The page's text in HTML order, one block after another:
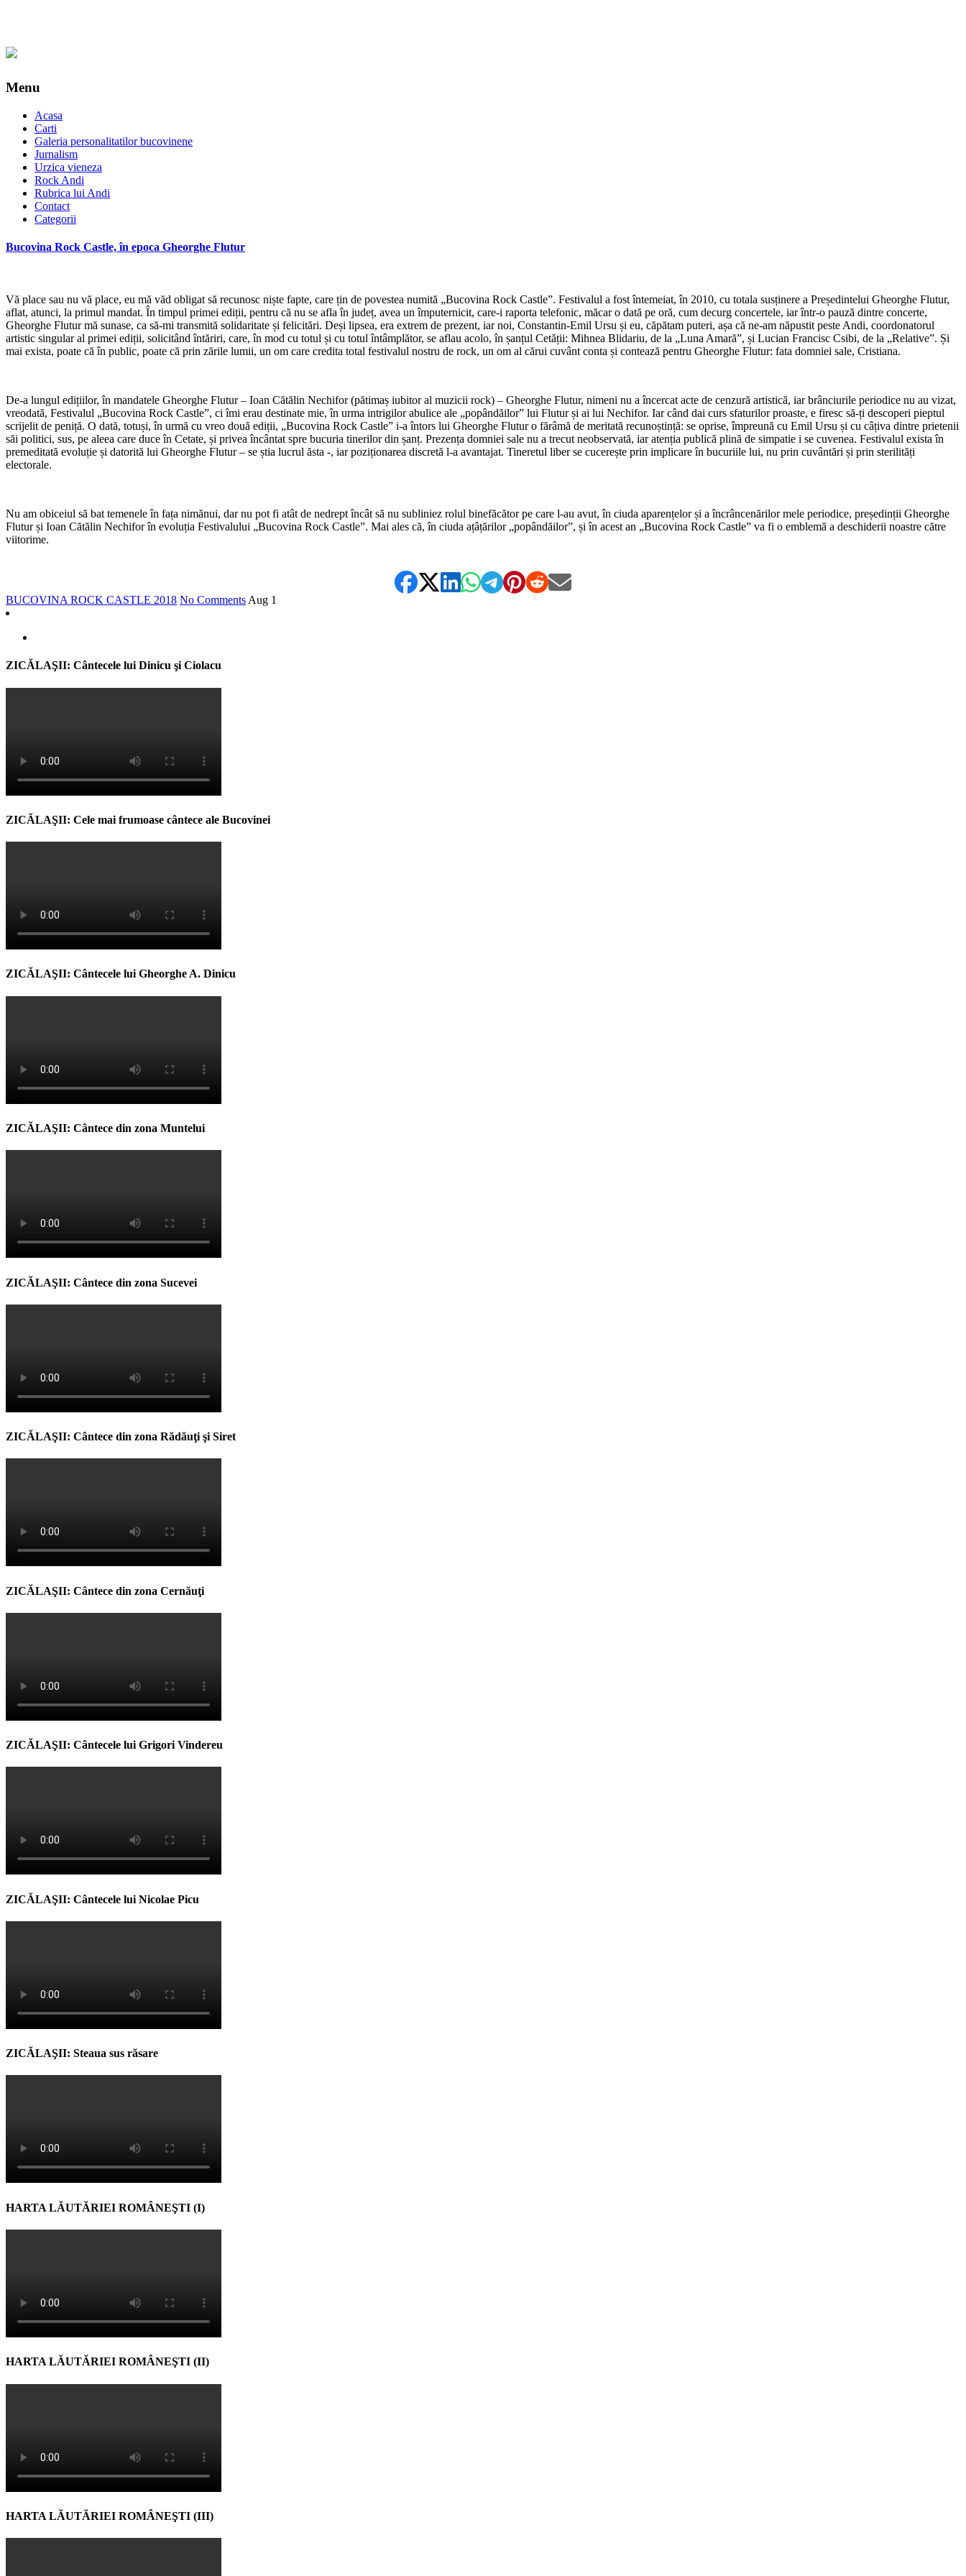
Menu
Acasa
Carti
Galeria personalitatilor bucovinene
Jurnalism
Urzica vieneza
Rock Andi
Rubrica lui Andi
Contact
Categorii
Bucovina Rock Castle, în epoca Gheorghe Flutur
Vă place sau nu vă place, eu mă văd obligat să recunosc niște fapte, care țin de povestea numită „Bucovina Rock Castle”. Festivalul a fost întemeiat, în 2010, cu totala susținere a Președintelui Gheorghe Flutur,
aflat, atunci, la primul mandat. În timpul primei ediții, pentru că nu se afla în județ, avea un împuternicit, care-i raporta telefonic, măcar o dată pe oră, cum decurg concertele, iar într-o pauză dintre concerte,
Gheorghe Flutur mă sunase, ca să-mi transmită solidaritate și felicitări. Deși lipsea, era extrem de prezent, iar noi, Constantin-Emil Ursu și eu, căpătam puteri, așa că ne-am năpustit peste Andi, coordonatorul
artistic singular al primei ediții, solicitând întăriri, care, în mod cu totul și cu totul întâmplător, se aflau acolo, în șanțul Cetății: Mihnea Blidariu, de la „Luna Amară”, și Lucian Francisc Csibi, de la „Relative”. Și
mai exista, poate că în public, poate că prin zările lumii, un om care credita total festivalul nostru de rock, un om al cărui cuvânt conta și contează pentru Gheorghe Flutur: fata domniei sale, Cristiana.
De-a lungul edițiilor, în mandatele Gheorghe Flutur – Ioan Cătălin Nechifor (pătimaș iubitor al muzicii rock) – Gheorghe Flutur, nimeni nu a încercat acte de cenzură artistică, iar brânciurile periodice nu au vizat,
vreodată, Festivalul „Bucovina Rock Castle”, ci îmi erau destinate mie, în urma intrigilor abulice ale „popândăilor” lui Flutur și ai lui Nechifor. Iar când dai curs sfaturilor proaste, e firesc să-ți descoperi pieptul
scrijelit de peniță. O dată, totuși, în urmă cu vreo două ediții, „Bucovina Rock Castle” i-a întors lui Gheorghe Flutur o fărâmă de meritată recunoștință: se oprise, împreună cu Emil Ursu și cu câțiva dintre prietenii
săi politici, sus, pe aleea care duce în Cetate, și privea încântat spre bucuria tinerilor din șanț. Prezența domniei sale nu a trecut neobservată, iar atenția publică plină de simpatie i se cuvenea. Festivalul exista în
premeditată evoluție și datorită lui Gheorghe Flutur – se știa lucrul ăsta -, iar poziționarea discretă l-a avantajat. Tineretul liber se cucerește prin implicare în bucuriile lui, nu prin cuvântări și prin sterilități
electorale.
Nu am obiceiul să bat temenele în fața nimănui, dar nu pot fi atât de nedrept încât să nu subliniez rolul binefăcător pe care l-au avut, în ciuda aparențelor și a încrâncenărilor mele periodice, președinții Gheorghe
Flutur și Ioan Cătălin Nechifor în evoluția Festivalului „Bucovina Rock Castle”. Mai ales că, în ciuda ațâțărilor „popândăilor”, și în acest an „Bucovina Rock Castle” va fi o emblemă a deschiderii noastre către
viitorime.
BUCOVINA ROCK CASTLE 2018 No Comments Aug 1
ZICĂLAŞII: Cântecele lui Dinicu şi Ciolacu
ZICĂLAŞII: Cele mai frumoase cântece ale Bucovinei
ZICĂLAŞII: Cântecele lui Gheorghe A. Dinicu
ZICĂLAŞII: Cântece din zona Muntelui
ZICĂLAŞII: Cântece din zona Sucevei
ZICĂLAŞII: Cântece din zona Rădăuţi şi Siret
ZICĂLAŞII: Cântece din zona Cernăuţi
ZICĂLAŞII: Cântecele lui Grigori Vindereu
ZICĂLAŞII: Cântecele lui Nicolae Picu
ZICĂLAŞII: Steaua sus răsare
HARTA LĂUTĂRIEI ROMÂNEŞTI (I)
HARTA LĂUTĂRIEI ROMÂNEŞTI (II)
HARTA LĂUTĂRIEI ROMÂNEŞTI (III)